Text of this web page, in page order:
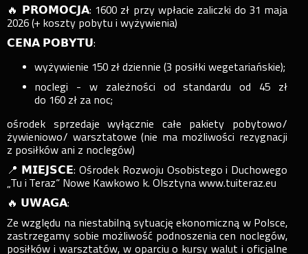
🔥 𝗣𝗥𝗢𝗠𝗢𝗖𝗝𝗔: 1600 zł przy wpłacie zaliczki do 31 maja
2026 (+ koszty pobytu i wyżywienia)
𝗖𝗘𝗡𝗔 𝗣𝗢𝗕𝗬𝗧𝗨:
wyżywienie 150 zł dziennie (3 posiłki wegetariańskie);
noclegi - w zależności od standardu od 45 zł
do 160 zł za noc;
ośrodek sprzedaje wyłącznie całe pakiety pobytowo/
żywieniowo/ warsztatowe (nie ma możliwości rezygnacji
z posiłków ani z noclegów)
📍 𝗠𝗜𝗘𝗝𝗦𝗖𝗘: Ośrodek Rozwoju Osobistego i Duchowego
„Tu i Teraz” Nowe Kawkowo k. Olsztyna www.tuiteraz.eu
🔥 𝗨𝗪𝗔𝗚𝗔:
Ze względu na niestabilną sytuację ekonomiczną w Polsce,
zastrzegamy sobie możliwość podnoszenia cen noclegów,
posiłków i warsztatów, w oparciu o kursy walut i oficjalne